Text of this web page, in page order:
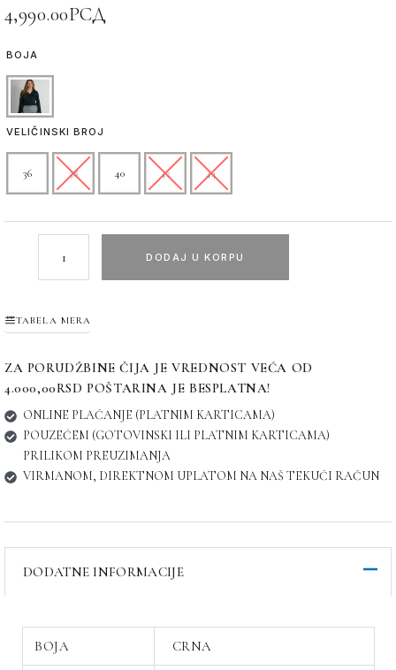
4,990.00РСД
BOJA
VELIČINSKI BROJ
36 38 40 42 44
DODAJ U KORPU
TABELA MERA
ZA PORUDŽBINE ČIJA JE VREDNOST VEĆA OD
4.000,00RSD POŠTARINA JE BESPLATNA!
ONLINE PLAĆANJE (PLATNIM KARTICAMA)
POUZEĆEM (GOTOVINSKI ILI PLATNIM KARTICAMA)
PRILIKOM PREUZIMANJA
VIRMANOM, DIREKTNOM UPLATOM NA NAŠ TEKUĆI RAČUN
DODATNE INFORMACIJE
BOJA CRNA